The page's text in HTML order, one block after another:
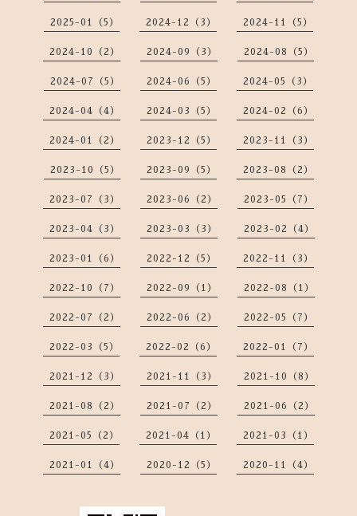
2025-01（5） 2024-12（3） 2024-11（5）
2024-10（2） 2024-09（3） 2024-08（5）
2024-07（5） 2024-06（5） 2024-05（3）
2024-04（4） 2024-03（5） 2024-02（6）
2024-01（2） 2023-12（5） 2023-11（3）
2023-10（5） 2023-09（5） 2023-08（2）
2023-07（3） 2023-06（2） 2023-05（7）
2023-04（3） 2023-03（3） 2023-02（4）
2023-01（6） 2022-12（5） 2022-11（3）
2022-10（7） 2022-09（1） 2022-08（1）
2022-07（2） 2022-06（2） 2022-05（7）
2022-03（5） 2022-02（6） 2022-01（7）
2021-12（3） 2021-11（3） 2021-10（8）
2021-08（2） 2021-07（2） 2021-06（2）
2021-05（2） 2021-04（1） 2021-03（1）
2021-01（4） 2020-12（5） 2020-11（4）